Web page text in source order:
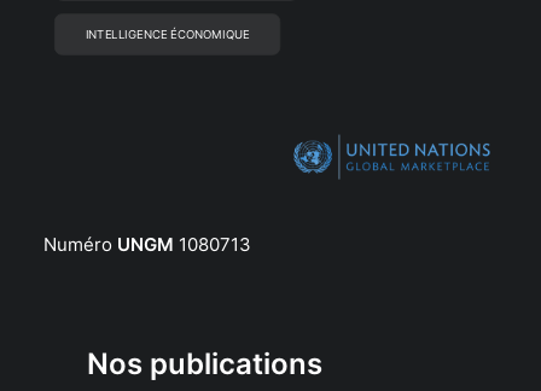
INTELLIGENCE ÉCONOMIQUE
Numéro UNGM 1080713
Nos publications